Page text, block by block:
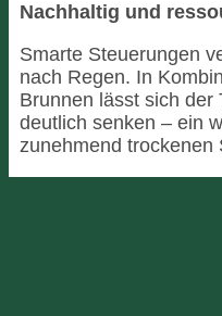
Nachhaltig und
Smarte Steuerungen
nach Regen. In
Brunnen lässt sich der
deutlich senken – ein
zunehmend trockenen